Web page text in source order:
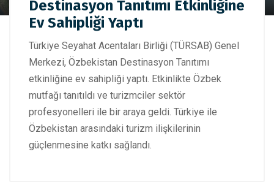
Destinasyon Tanıtımı Etkinliğine Ev Sahipliği Yaptı
Destinasyon Tanıtımı Etkinliğine
Ev Sahipliği Yaptı
Türkiye Seyahat Acentaları Birliği (TÜRSAB) Genel
Merkezi, Özbekistan Destinasyon Tanıtımı
etkinliğine ev sahipliği yaptı. Etkinlikte Özbek
mutfağı tanıtıldı ve turizmciler sektör
profesyonelleri ile bir araya geldi. Türkiye ile
Özbekistan arasındaki turizm ilişkilerinin
güçlenmesine katkı sağlandı.